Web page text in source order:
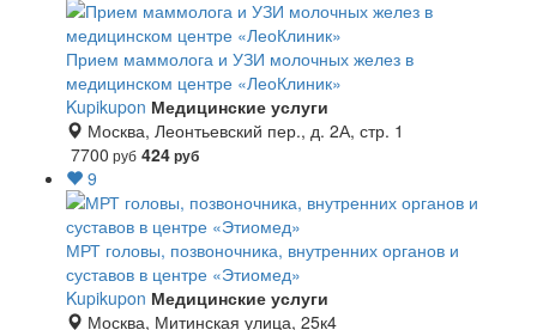
Прием маммолога и УЗИ молочных желез в
медицинском центре «ЛеоКлиник»
Kupikupon Медицинские услуги
Москва, Леонтьевский пер., д. 2А, стр. 1
7700 руб 424руб
9
МРТ головы, позвоночника, внутренних органов и
суставов в центре «Этиомед»
Kupikupon Медицинские услуги
Москва, Митинская улица, 25к4